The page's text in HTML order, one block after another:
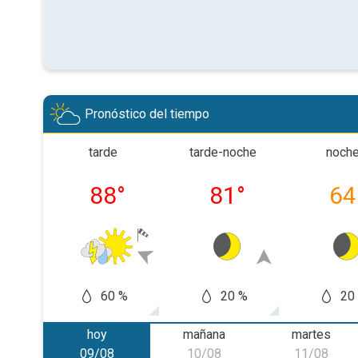
Pronóstico del tiempo
tarde
88°
60 %
tarde-noche
81 °
20 %
noche
64
20
hoy
09/08
mañana
10/08
martes
11/08